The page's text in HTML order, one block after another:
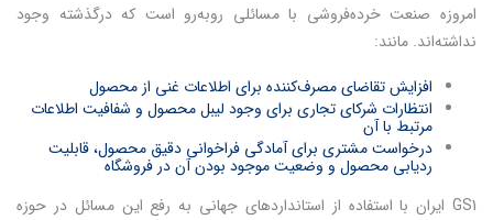
امروزه صنعت خرده‌فروشی با مسائلی روبه‌رو است که درگذشته وجود
نداشته‌اند. مانند:
افزایش تقاضای مصرف‌کننده برای اطلاعات غنی از محصول
انتظارات شرکای تجاری برای وجود لیبل محصول و شفافیت اطلاعات
مرتبط با آن
درخواست مشتری برای آمادگی فراخوانی دقیق محصول، قابلیت
ردیابی محصول و وضعیت موجود بودن آن در فروشگاه
GS1 ایران با استفاده از استانداردهای جهانی به رفع این مسائل در حوزه